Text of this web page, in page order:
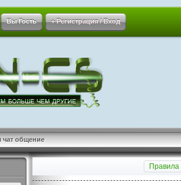
Вы Гость + Регистрация / Вход
общение
Правила